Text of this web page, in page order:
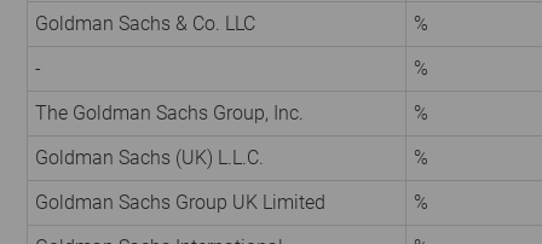
Goldman Sachs & Co. LLC
%
-
%
The Goldman Sachs Group, Inc.
%
Goldman Sachs (UK) L.L.C.
%
Goldman Sachs Group UK Limited
%